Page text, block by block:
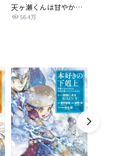
天ヶ瀬くんは甘やかしてくれない。
56.4万